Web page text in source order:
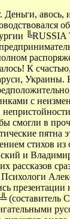
К
с
в
пятна
стихов
и